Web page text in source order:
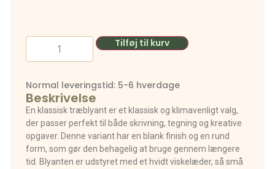
Tilføj til kurv
Normal leveringstid: 5-6 hverdage
Beskrivelse
En klassisk træblyant er et klassisk og klimavenligt valg,
der passer perfekt til både skrivning, tegning og kreative
opgaver. Denne variant har en blank finish og en rund
form, som gør den behagelig at bruge gennem længere
tid. Blyanten er udstyret med et hvidt viskelæder, så små